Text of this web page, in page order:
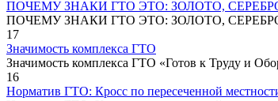
ПОЧЕМУ ЗНАКИ ГТО ЭТО: ЗОЛОТО,
ПОЧЕМУ ЗНАКИ ГТО ЭТО: ЗОЛОТО, СЕРЕБРО
17
Значимость комплекса ГТО
Значимость комплекса ГТО «Готов к Труду и
16
Норматив ГТО: Кросс по пересеченной